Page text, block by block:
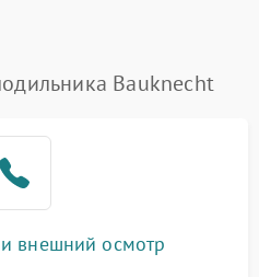
Bauknecht
внешний осмотр